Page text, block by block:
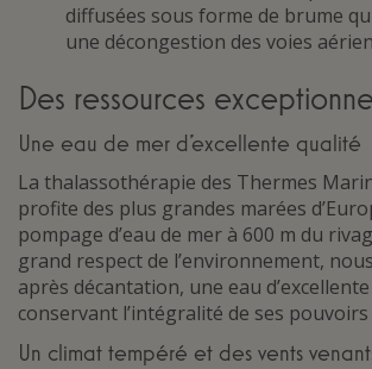
diffusées sous forme de brume
une décongestion des voies
Des ressources
Une eau de mer d’excellente qualité
La thalassothérapie des Thermes
profite des plus grandes marées
pompage d’eau de mer à 600 m du
grand respect de l’environnement,
après décantation, une eau
conservant l’intégralité de ses
Un climat tempéré et des vents